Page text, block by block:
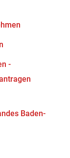
-
Baden-